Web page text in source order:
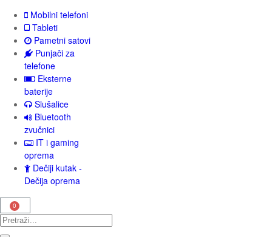
Mobilni telefoni
Tableti
Pametni satovi
Punjači za
telefone
Eksterne
baterije
Slušalice
Bluetooth
zvučnici
IT i gaming
oprema
Dečiji kutak -
Dečija oprema